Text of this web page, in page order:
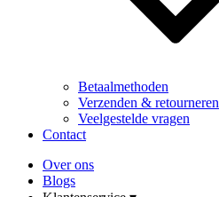
Betaalmethoden
Verzenden & retourneren
Veelgestelde vragen
Contact
Over ons
Blogs